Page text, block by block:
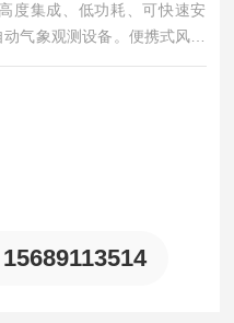
度集成、低功耗、可快速安
气象观测设备。便携式风速
15689113514